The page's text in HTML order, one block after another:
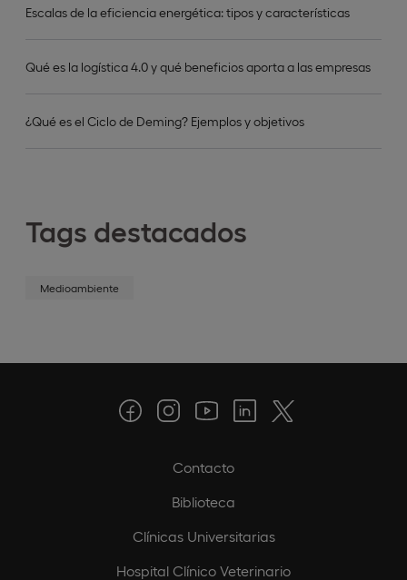
Escalas de la eficiencia energética: tipos y características
Qué es la logística 4.0 y qué beneficios aporta a las empresas
¿Qué es el Ciclo de Deming? Ejemplos y objetivos
Tags destacados
Medioambiente
Contacto
Biblioteca
Clínicas Universitarias
Hospital Clínico Veterinario